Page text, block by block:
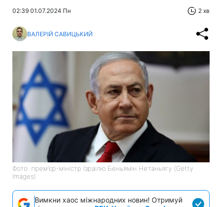
02:39 01.07.2024 Пн 2 хв
ВАЛЕРІЙ САВИЦЬКИЙ
Фото: прем'єр-міністр Ізраїлю Беньямін Нетаньягу (Getty
Images)
Вимкни хаос міжнародних новин! Отримуй